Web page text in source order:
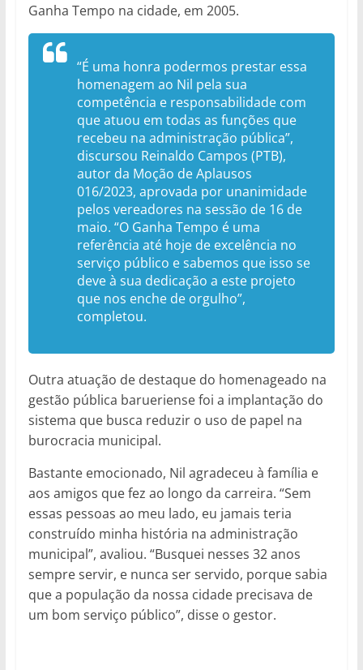
Ganha Tempo na cidade, em 2005.
“É uma honra podermos prestar essa
homenagem ao Nil pela sua
competência e responsabilidade com
que atuou em todas as funções que
recebeu na administração pública”,
discursou Reinaldo Campos (PTB),
autor da Moção de Aplausos
016/2023, aprovada por unanimidade
pelos vereadores na sessão de 16 de
maio. “O Ganha Tempo é uma
referência até hoje de excelência no
serviço público e sabemos que isso se
deve à sua dedicação a este projeto
que nos enche de orgulho”,
completou.
Outra atuação de destaque do homenageado na
gestão pública barueriense foi a implantação do
sistema que busca reduzir o uso de papel na
burocracia municipal.
Bastante emocionado, Nil agradeceu à família e
aos amigos que fez ao longo da carreira. “Sem
essas pessoas ao meu lado, eu jamais teria
construído minha história na administração
municipal”, avaliou. “Busquei nesses 32 anos
sempre servir, e nunca ser servido, porque sabia
que a população da nossa cidade precisava de
um bom serviço público”, disse o gestor.